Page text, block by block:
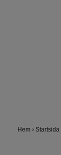
Hem › Startsida